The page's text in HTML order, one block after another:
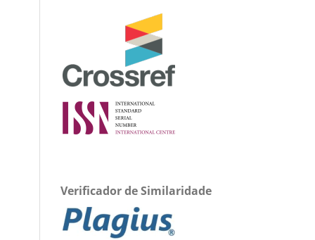
Verificador de Similaridade